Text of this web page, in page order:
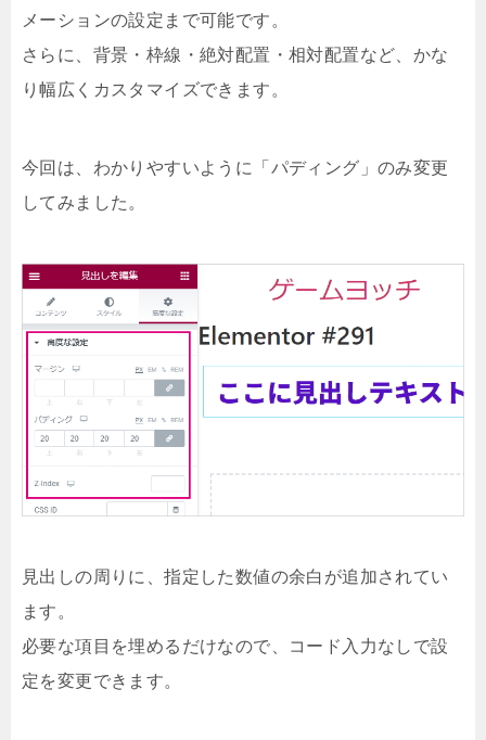
メーションの設定まで可能です。
さらに、背景・枠線・絶対配置・相対配置など、かな
り幅広くカスタマイズできます。
今回は、わかりやすいように「パディング」のみ変更
してみました。
見出しの周りに、指定した数値の余白が追加されてい
ます。
必要な項目を埋めるだけなので、コード入力なしで設
定を変更できます。